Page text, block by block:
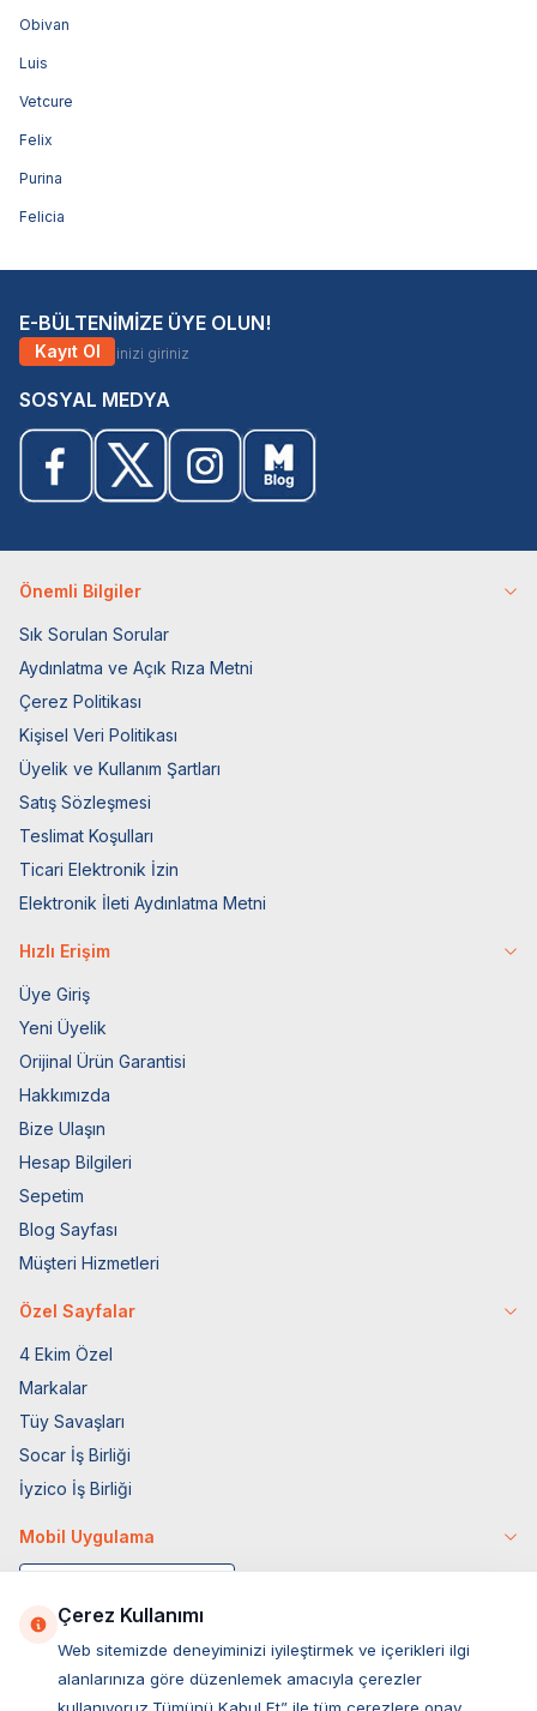
Obivan
Luis
Vetcure
Felix
Purina
Felicia
E-BÜLTENİMİZE ÜYE OLUN!
Kayıt Ol
SOSYAL MEDYA
Önemli Bilgiler
Sık Sorulan Sorular
Aydınlatma ve Açık Rıza Metni
Çerez Politikası
Kişisel Veri Politikası
Üyelik ve Kullanım Şartları
Satış Sözleşmesi
Teslimat Koşulları
Ticari Elektronik İzin
Elektronik İleti Aydınlatma Metni
Hızlı Erişim
Üye Giriş
Yeni Üyelik
Orijinal Ürün Garantisi
Hakkımızda
Bize Ulaşın
Hesap Bilgileri
Sepetim
Blog Sayfası
Müşteri Hizmetleri
Özel Sayfalar
4 Ekim Özel
Markalar
Tüy Savaşları
Socar İş Birliği
İyzico İş Birliği
Mobil Uygulama
Çerez Kullanımı
Web sitemizde deneyiminizi iyileştirmek ve içerikleri ilgi
alanlarınıza göre düzenlemek amacıyla çerezler